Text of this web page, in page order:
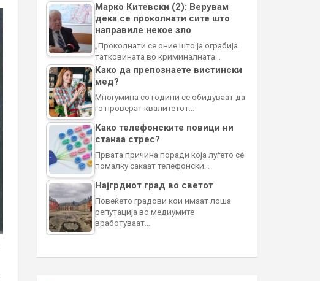
Марко Китевски (2): Верувам
дека се проколнати сите што
направиле некое зло
„Проколнати се оние што ја ограбија
татковината во криминалната…
Како да препознаете вистински
мед?
Многумина со години се обидуваат да
го проверат квалитетот…
Како телефонските повици ни
станаа стрес?
Првата причина поради која луѓето сè
помалку сакаат телефонски…
Најгрдиот град во светот
Повеќето градови кои имаат лоша
репутација во медиумите
вработуваат…